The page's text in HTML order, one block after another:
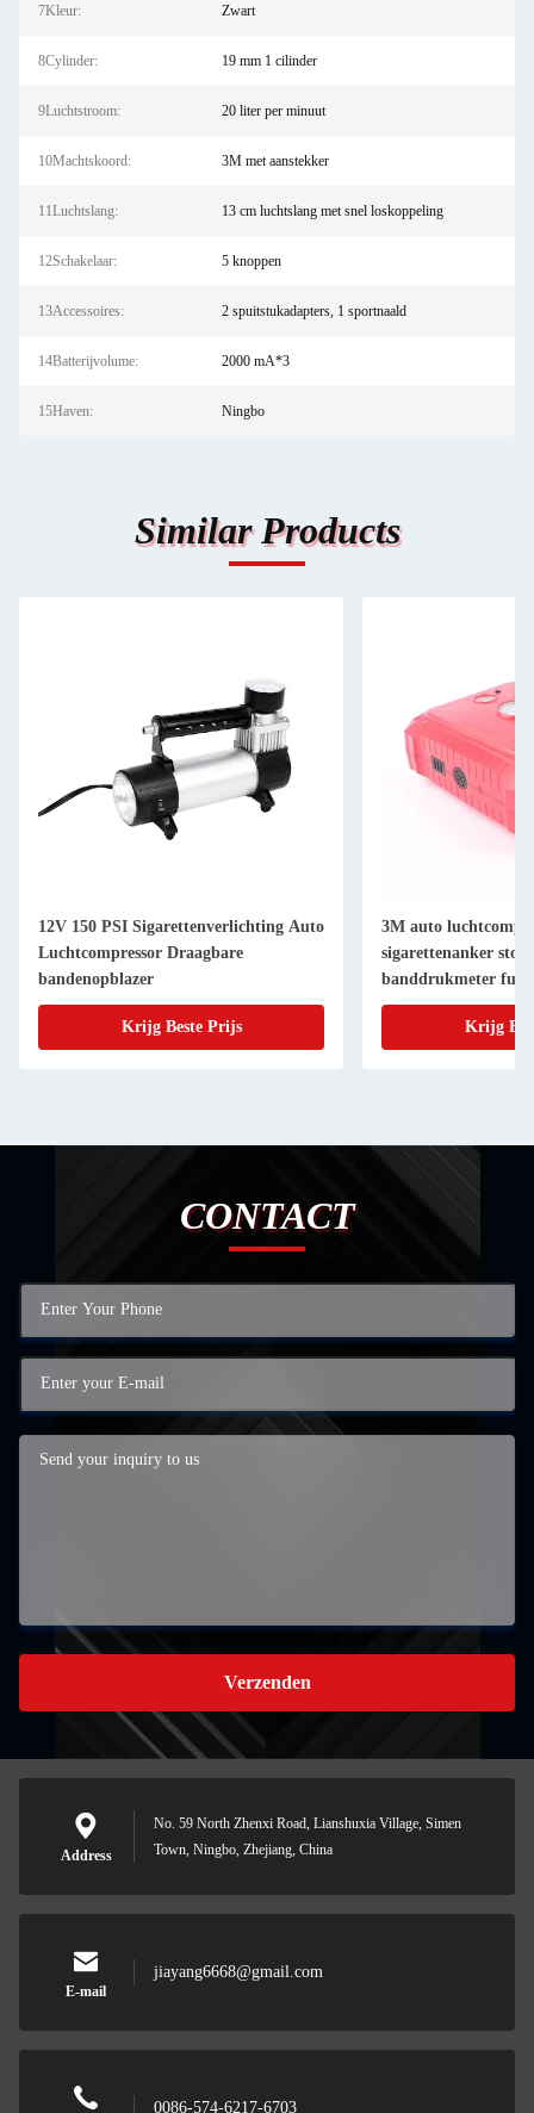
7Kleur: Zwart
8Cylinder: 19 mm 1 cilinder
9Luchtstroom: 20 liter per minuut
10Machtskoord: 3M met aanstekker
11Luchtslang: 13 cm luchtslang met snel loskoppeling
12Schakelaar: 5 knoppen
13Accessoires: 2 spuitstukadapters, 1 sportnaald
14Batterijvolume: 2000 mA*3
15Haven: Ningbo
Similar Products
12V 150 PSI Sigarettenverlichting Auto
Luchtcompressor Draagbare
bandenopblazer
Krijg Beste Prijs
3M auto
sigarettenanker
banddrukmeter
Krijg
CONTACT
Verzenden
Address
No. 59 North Zhenxi Road, Lianshuxia Village, Simen
Town, Ningbo, Zhejiang, China
E-mail
jiayang6668@gmail.com
0086-574-6217-6703